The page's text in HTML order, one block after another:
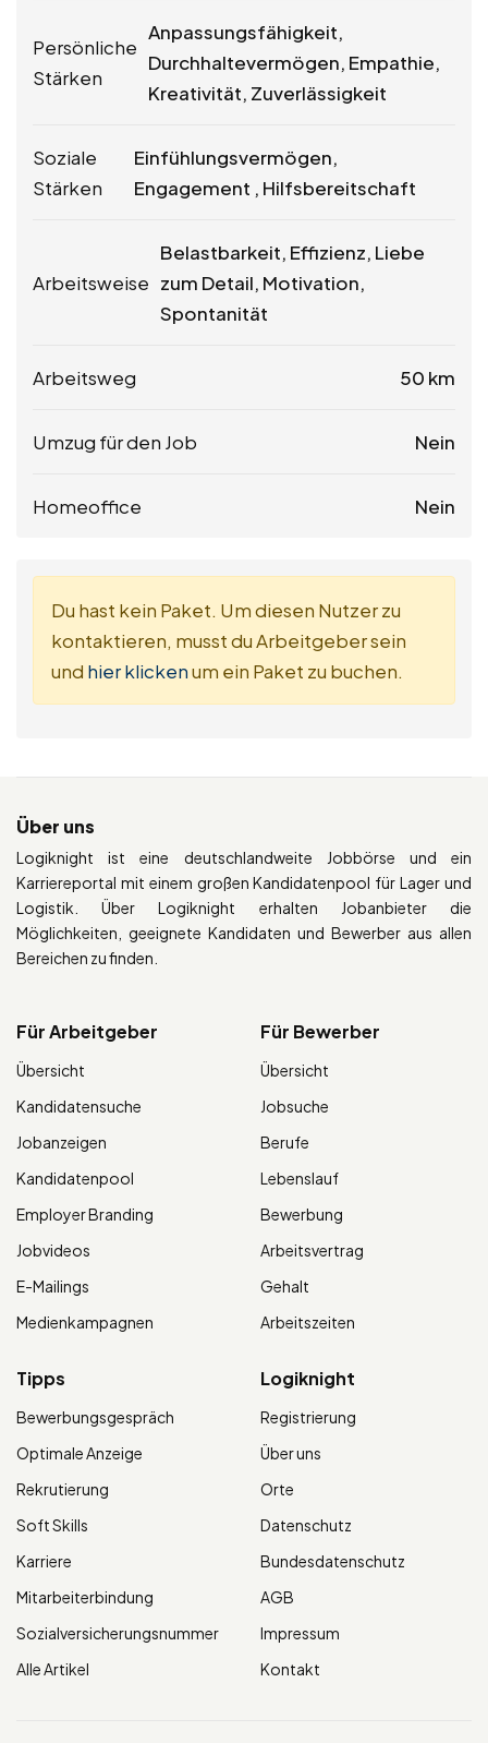
Persönliche
Stärken
Anpassungsfähigkeit,
Durchhaltevermögen, Empathie,
Kreativität, Zuverlässigkeit
Soziale
Stärken
Einfühlungsvermögen,
Engagement , Hilfsbereitschaft
Arbeitsweise
Belastbarkeit, Effizienz, Liebe
zum Detail, Motivation,
Spontanität
Arbeitsweg 50 km
Umzug für den Job Nein
Homeoffice Nein
Du hast kein Paket. Um diesen Nutzer zu
kontaktieren, musst du Arbeitgeber sein
und hier klickenum ein Paket zu buchen.
Über uns
Logiknight ist eine deutschlandweite Jobbörse und ein
Karriereportal mit einem großen Kandidatenpool für Lager und
Logistik. Über Logiknight erhalten Jobanbieter die
Möglichkeiten, geeignete Kandidaten und Bewerber aus allen
Bereichen zu finden.
Für Arbeitgeber
Übersicht
Kandidatensuche
Jobanzeigen
Kandidatenpool
Employer Branding
Jobvideos
E-Mailings
Medienkampagnen
Für Bewerber
Übersicht
Jobsuche
Berufe
Lebenslauf
Bewerbung
Arbeitsvertrag
Gehalt
Arbeitszeiten
Tipps
Bewerbungsgespräch
Optimale Anzeige
Rekrutierung
Soft Skills
Karriere
Mitarbeiterbindung
Sozialversicherungsnummer
Alle Artikel
Logiknight
Registrierung
Über uns
Orte
Datenschutz
Bundesdatenschutz
AGB
Impressum
Kontakt